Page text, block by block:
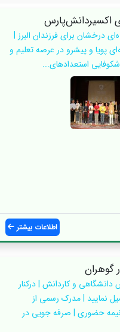
اکسیر‌دانش‌پارس
درخشان برای فرزندان البرز |
پویا و پیشرو در عرصه تعلیم و
استعدادهای...
اطلاعات بیشتر
گوهران
و کاردانش | درکنار
نمایید | مدرک رسمی از
حضوری | صرفه جویی در